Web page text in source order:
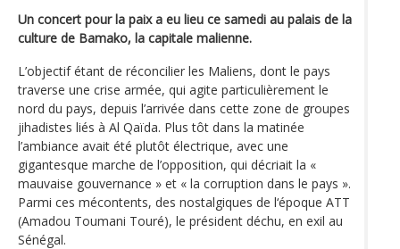
Un concert pour la paix a eu lieu ce samedi au palais de la
culture de Bamako, la capitale malienne.
L’objectif étant de réconcilier les Maliens, dont le pays
traverse une crise armée, qui agite particulièrement le
nord du pays, depuis l’arrivée dans cette zone de groupes
jihadistes liés à Al Qaïda. Plus tôt dans la matinée
l’ambiance avait été plutôt électrique, avec une
gigantesque marche de l’opposition, qui décriait la «
mauvaise gouvernance » et « la corruption dans le pays ».
Parmi ces mécontents, des nostalgiques de l‘époque ATT
(Amadou Toumani Touré), le président déchu, en exil au
Sénégal.